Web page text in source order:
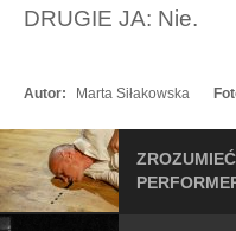
DRUGIE JA: Nie.
Autor: Marta Siłakowska